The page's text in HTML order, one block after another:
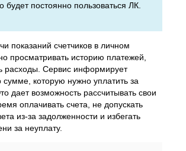
будет постоянно пользоваться ЛК.
показаний счетчиков в личном
просматривать историю платежей,
расходы. Сервис информирует
сумме, которую нужно уплатить за
дает возможность рассчитывать свои
оплачивать счета, не допускать
из-за задолженности и избегать
за неуплату.